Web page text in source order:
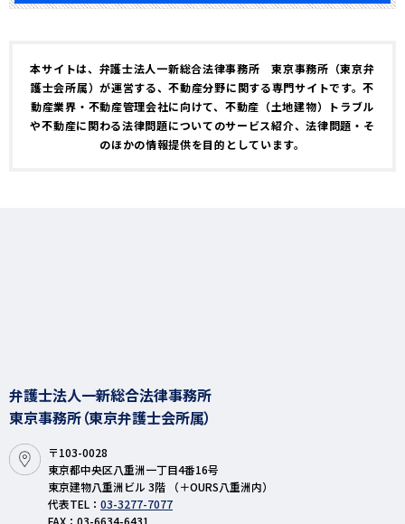
本サイトは、弁護士法人一新総合法律事務所 東京事務所（東京弁
護士会所属）が運営する、不動産分野に関する専門サイトです。不
動産業界・不動産管理会社に向けて、不動産（土地建物）トラブル
や不動産に関わる法律問題についてのサービス紹介、法律問題・そ
のほかの情報提供を目的としています。
弁護士法人一新総合法律事務所
東京事務所（東京弁護士会所属）
〒103-0028
東京都中央区八重洲一丁目4番16号
東京建物八重洲ビル 3階 （＋OURS八重洲内）
代表TEL： 03-3277-7077
FAX：03-6634-6431